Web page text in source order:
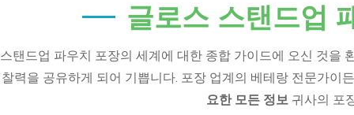
글로스 스탠드업
스탠드업 파우치 포장의 세계에 대한 종합 가이드에 오신 것을
찰력을 공유하게 되어 기쁩니다. 포장 업계의 베테랑 전문가
요한 모든 정보 귀사의 포